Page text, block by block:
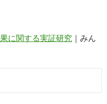
に関する実証研究 ｜みん